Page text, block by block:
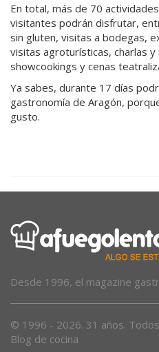
En total, más de 70
visitantes podrán disfrutar,
sin gluten, visitas a bodegas,
visitas agroturísticas, charlas
showcookings y cenas
Ya sabes, durante 17 días
gastronomía de Aragón,
gusto.
Desde 1996, el magazine
© 1996 - 2026. 31 años.
Blog de cocina